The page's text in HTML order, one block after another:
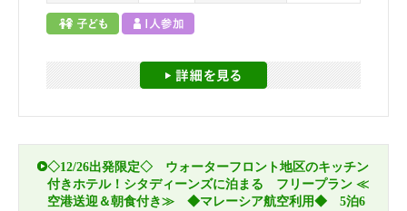
◇12/26出発限定◇ ウォーターフロント地区のキッチン
付きホテル！シタディーンズに泊まる フリープラン ≪
空港送迎＆朝食付き≫ ◆マレーシア航空利用◆ 5泊6